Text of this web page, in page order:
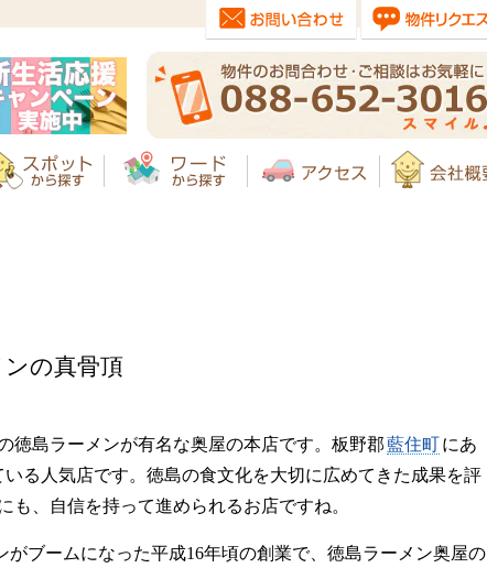
の真骨頂
徳島ラーメンが有名な奥屋の本店です。板野郡藍住町にあ
る人気店です。徳島の食文化を大切に広めてきた成果を評
、自信を持って進められるお店ですね。
ブームになった平成16年頃の創業で、徳島ラーメン奥屋の